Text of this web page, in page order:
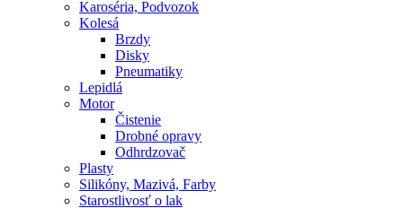
Karoséria, Podvozok
Kolesá
Brzdy
Disky
Pneumatiky
Lepidlá
Motor
Čistenie
Drobné opravy
Odhrdzovač
Plasty
Silikóny, Mazivá, Farby
Starostlivosť o lak